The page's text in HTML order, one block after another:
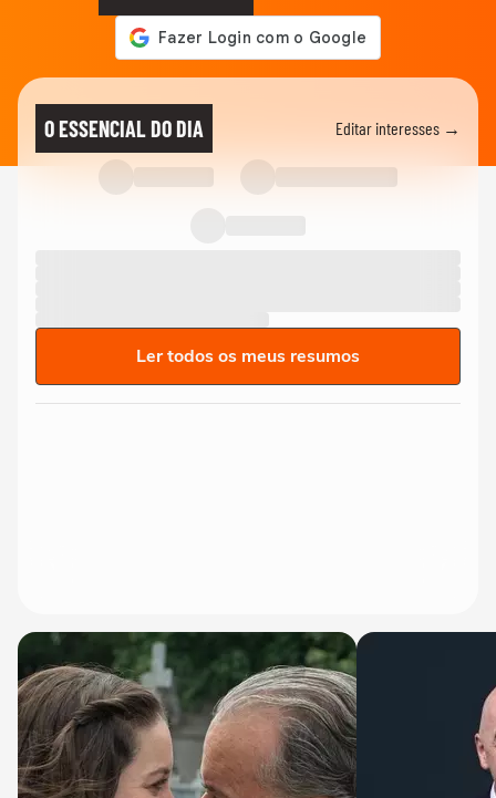
O ESSENCIAL DO DIA Editar interesses →
Ler todos os meus resumos